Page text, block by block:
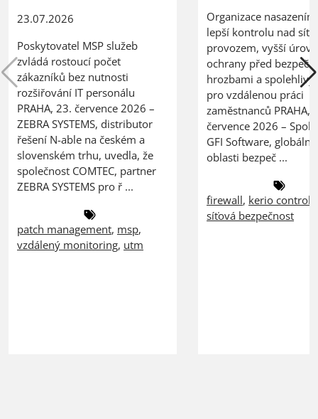
23.07.2026
Poskytovatel MSP služeb
zvládá rostoucí počet
zákazníků bez nutnosti
rozšiřování IT personálu
PRAHA, 23. července 2026 –
ZEBRA SYSTEMS, distributor
řešení N-able na českém a
slovenském trhu, uvedla, že
společnost COMTEC, partner
ZEBRA SYSTEMS pro ř ...
patch management, msp,
vzdálený monitoring, utm
Organizace
lepší kontrolu nad
provozem, vyšší
ochrany před
hrozbami a spolehlivý
pro vzdálenou práci
zaměstnanců PRAHA,
července 2026 –
GFI Software,
oblasti bezpeč ...
firewall, kerio control
síťová bezpečnost